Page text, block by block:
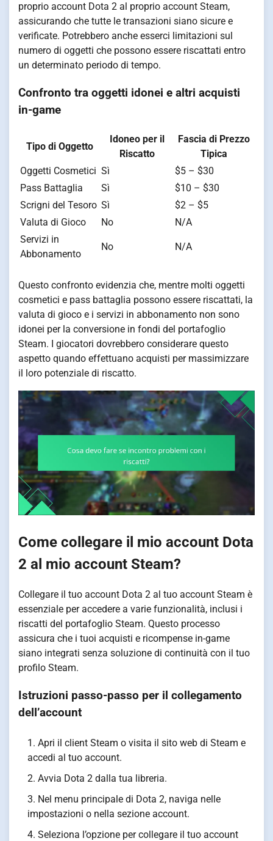
proprio account Dota 2 al proprio account Steam,
assicurando che tutte le transazioni siano sicure e
verificate. Potrebbero anche esserci limitazioni sul
numero di oggetti che possono essere riscattati entro
un determinato periodo di tempo.
Confronto tra oggetti idonei e altri acquisti
in-game
Tipo di Oggetto
Idoneo per il
Riscatto
Fascia di Prezzo
Tipica
Oggetti Cosmetici Sì
$5 – $30
Pass Battaglia
Sì
$10 – $30
Scrigni del Tesoro Sì
$2 – $5
Valuta di Gioco
No
N/A
Servizi in
Abbonamento
No N/A
Questo confronto evidenzia che, mentre molti oggetti
cosmetici e pass battaglia possono essere riscattati, la
valuta di gioco e i servizi in abbonamento non sono
idonei per la conversione in fondi del portafoglio
Steam. I giocatori dovrebbero considerare questo
aspetto quando effettuano acquisti per massimizzare
il loro potenziale di riscatto.
Come collegare il mio account Dota
2 al mio account Steam?
Collegare il tuo account Dota 2 al tuo account Steam è
essenziale per accedere a varie funzionalità, inclusi i
riscatti del portafoglio Steam. Questo processo
assicura che i tuoi acquisti e ricompense in-game
siano integrati senza soluzione di continuità con il tuo
profilo Steam.
Istruzioni passo-passo per il collegamento
dell’account
Apri il client Steam o visita il sito web di Steam e
accedi al tuo account.
Avvia Dota 2 dalla tua libreria.
Nel menu principale di Dota 2, naviga nelle
impostazioni o nella sezione account.
Seleziona l’opzione per collegare il tuo account